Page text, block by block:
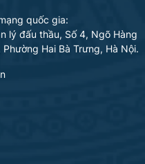
quốc gia:
lý đấu thầu, Số 4, Ngõ Hàng
Hai Bà Trưng, Hà Nội.